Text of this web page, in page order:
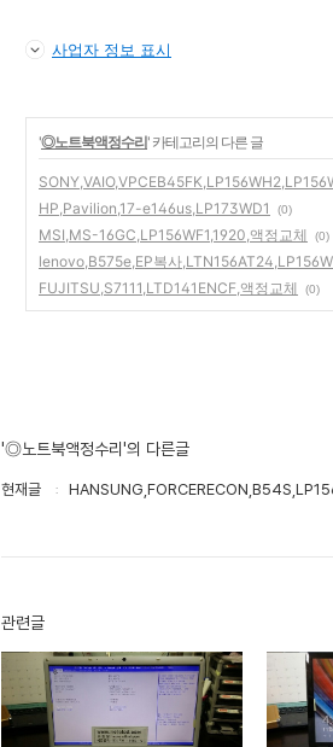
사업자 정보 표시
'◎노트북액정수리' 카테고리의 다른 글
HP,Pavilion,17-e146us,LP173WD1 (0)
MSI,MS-16GC,LP156WF1,1920,액정교체 (0)
lenovo,B575e,EP복사
FUJITSU,S7111,LTD141ENCF,액정교체 (0)
'◎노트북액정수리'의 다른글
현재글
관련글